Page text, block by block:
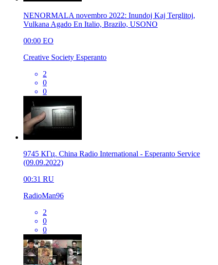
NENORMALA novembro 2022: Inundoj Kaj Terglitoj,
Vulkana Agado En Italio, Brazilo, USONO
00:00 EO
Creative Society Esperanto
2
0
0
9745 КГц. China Radio International - Esperanto Service
(09.09.2022)
00:31 RU
RadioMan96
2
0
0